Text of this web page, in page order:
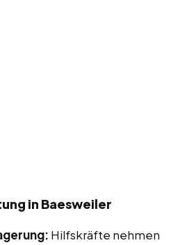
in Baesweiler
Hilfskräfte nehmen